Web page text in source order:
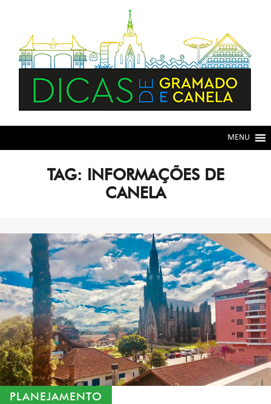
navigation
MENU
TAG: INFORMAÇÕES DE
CANELA
PLANEJAMENTO